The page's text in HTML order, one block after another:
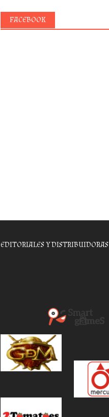
FACEBOOK
EDITORIALES Y DISTRIBUIDORAS